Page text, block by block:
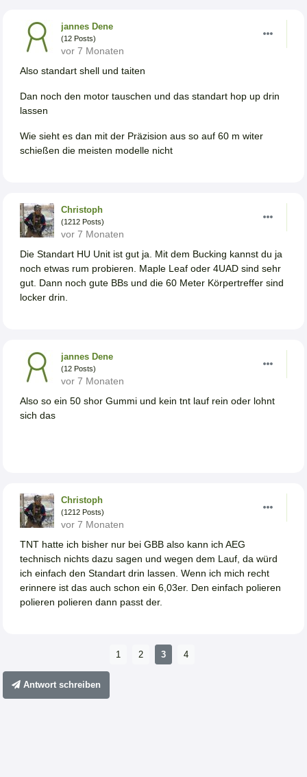
jannes Dene
(12 Posts)
vor 7 Monaten
Also standart shell und taiten
Dan noch den motor tauschen und das standart hop up drin
lassen
Wie sieht es dan mit der Präzision aus so auf 60 m witer
schießen die meisten modelle nicht
Christoph
(1212 Posts)
vor 7 Monaten
Die Standart HU Unit ist gut ja. Mit dem Bucking kannst du ja
noch etwas rum probieren. Maple Leaf oder 4UAD sind sehr
gut. Dann noch gute BBs und die 60 Meter Körpertreffer sind
locker drin.
jannes Dene
(12 Posts)
vor 7 Monaten
Also so ein 50 shor Gummi und kein tnt lauf rein oder lohnt
sich das
Christoph
(1212 Posts)
vor 7 Monaten
TNT hatte ich bisher nur bei GBB also kann ich AEG
technisch nichts dazu sagen und wegen dem Lauf, da würd
ich einfach den Standart drin lassen. Wenn ich mich recht
erinnere ist das auch schon ein 6,03er. Den einfach polieren
polieren polieren dann passt der.
1 2 3 4
Antwort schreiben